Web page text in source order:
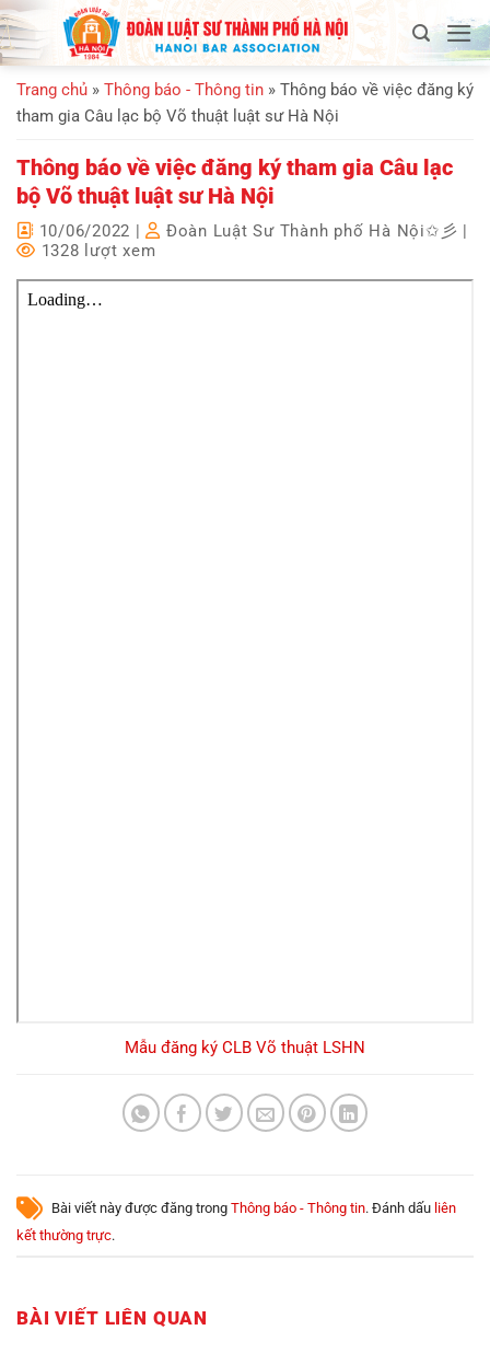
Bỏ
qua
nội
dung
Trang chủ » Thông báo - Thông tin » Thông báo về việc đăng ký
tham gia Câu lạc bộ Võ thuật luật sư Hà Nội
Thông báo về việc đăng ký tham gia Câu lạc
bộ Võ thuật luật sư Hà Nội
10/06/2022 | Đoàn Luật Sư Thành phố Hà Nội✩彡 |
1328 lượt xem
Mẫu đăng ký CLB Võ thuật LSHN
Bài viết này được đăng trong Thông báo - Thông tin. Đánh dấu liên
kết thường trực.
BÀI VIẾT LIÊN QUAN